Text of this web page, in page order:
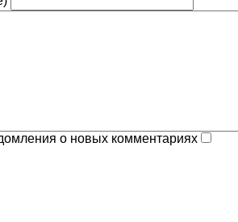
о новых комментариях